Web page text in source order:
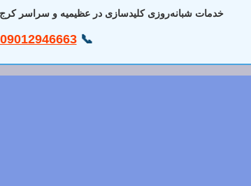
خدمات شبانه‌روزی کلیدسازی در عظیمیه و سراسر کرج
📞
09012946663